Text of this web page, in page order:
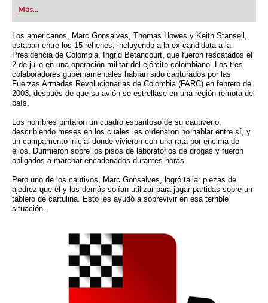
first steps into the world of club chess, or already
playing at a tournament level: with FRITZ, you can
train more efficiently, intelligently and with a
more personalised approach than ever before.
Más...
Los americanos, Marc Gonsalves, Thomas Howes y Keith Stansell,
estaban entre los 15 rehenes, incluyendo a la ex candidata a la
Presidencia de Colombia, Ingrid Betancourt, que fueron rescatados el
2 de julio en una operación militar del ejército colombiano. Los tres
colaboradores gubernamentales habían sido capturados por las
Fuerzas Armadas Revolucionarias de Colombia (FARC) en febrero de
2003, después de que su avión se estrellase en una región remota del
país.
Los hombres pintaron un cuadro espantoso de su cautiverio,
describiendo meses en los cuales les ordenaron no hablar entre sí, y
un campamento inicial donde vivieron con una rata por encima de
ellos. Durmieron sobre los pisos de laboratorios de drogas y fueron
obligados a marchar encadenados durantes horas.
Pero uno de los cautivos, Marc Gonsalves, logró tallar piezas de
ajedrez que él y los demás solían utilizar para jugar partidas sobre un
tablero de cartulina. Esto les ayudó a sobrevivir en esa terrible
situación.